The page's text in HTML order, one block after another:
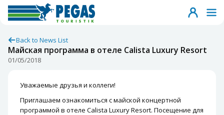
Back to News List
Майская программа в отеле Calista Luxury Resort
01/05/2018
Уважаемые друзья и коллеги!
Приглашаем ознакомиться с майской концертной
программой в отеле Calista Luxury Resort. Посещение для